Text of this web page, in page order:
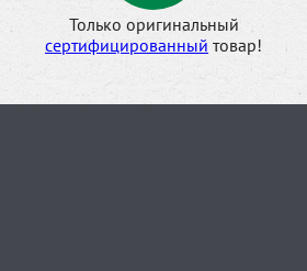
Только оригинальный
сертифицированный товар!